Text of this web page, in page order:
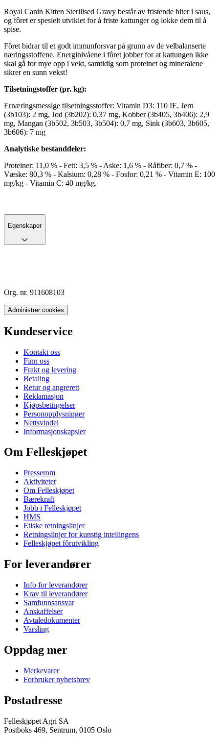
Royal Canin Kitten Sterilised Gravy består av fristende biter i saus,
og fôret er spesielt utviklet for å friste kattunger og lokke dem til å
spise.
Fôret bidrar til et godt immunforsvar på grunn av de velbalanserte
næringsstoffene. Energinivåene i fôret jobber for at kattungen ikke
skal gå for mye opp i vekt, samtidig som proteinet og mineralene
sikrer en sunn vekst!
Tilsetningstoffer (pr. kg):
Ernæringsmessige tilsetningsstoffer: Vitamin D3: 110 IE, Jern
(3b103): 2 mg, Jod (3b202): 0,37 mg, Kobber (3b405, 3b406): 2,9
mg, Mangan (3b502, 3b503, 3b504): 0,7 mg, Sink (3b603, 3b605,
3b606): 7 mg
Analytiske bestanddeler:
Proteiner: 11,0 % - Fett: 3,5 % - Aske: 1,6 % - Råfiber: 0,7 % -
Væske: 80,3 % - Kalsium: 0,28 % - Fosfor: 0,21 % - Vitamin E: 100
mg/kg - Vitamin C: 40 mg/kg.
Egenskaper
Org. nr. 911608103
Administrer cookies
Kundeservice
Kontakt oss
Finn oss
Frakt og levering
Betaling
Retur og angrerett
Reklamasjon
Kjøpsbetingelser
Personopplysninger
Nettsvindel
Informasjonskapsler
Om Felleskjøpet
Presserom
Aktiviteter
Om Felleskjøpet
Bærekraft
Jobb i Felleskjøpet
HMS
Etiske retningslinjer
Retningslinjer for kunstig intellingens
Felleskjøpet fôrutvikling
For leverandører
Info for leverandører
Krav til leverandører
Samfunnsansvar
Anskaffelser
Avtaledokumenter
Varsling
Oppdag mer
Merkevarer
Forbruker nyhetsbrev
Postadresse
Felleskjøpet Agri SA
Postboks 469, Sentrum, 0105 Oslo